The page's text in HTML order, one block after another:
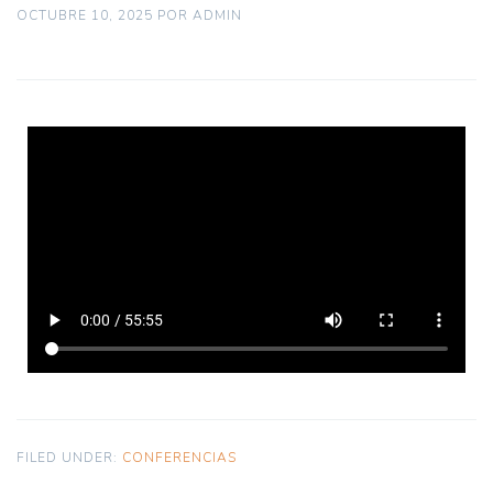
OCTUBRE 10, 2025 POR ADMIN
FILED UNDER: CONFERENCIAS